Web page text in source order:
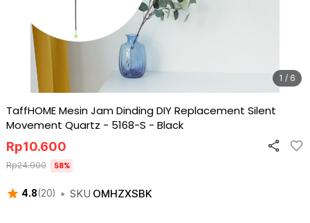
1 / 6
TaffHOME Mesin Jam Dinding DIY Replacement Silent
Movement Quartz - 5168-S - Black
4.8(20) • SKU OMHZXSBK
Rp10.600
Rp24.900 58%